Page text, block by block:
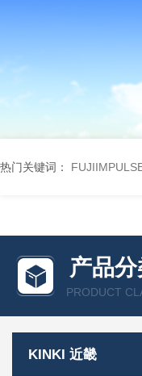
热门关键词：
产品
PRODUCT
KINKI 近畿